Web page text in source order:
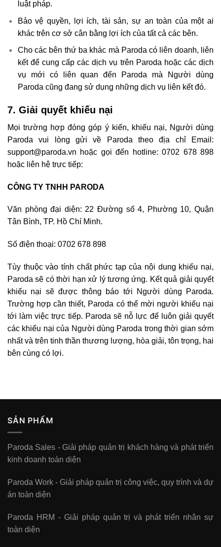
luật pháp.
Bảo vệ quyền, lợi ích, tài sản, sự an toàn của một ai
khác trên cơ sở cân bằng lợi ích của tất cả các bên.
Cho các bên thứ ba khác mà Paroda có liên doanh, liên
kết để cung cấp các dịch vụ trên Paroda hoặc các dịch
vụ mới có liên quan đến Paroda mà Người dùng
Paroda cũng đang sử dụng những dịch vụ liên kết đó.
7. Giải quyết khiếu nại
Mọi trường hợp đóng góp ý kiến, khiếu nại, Người dùng
Paroda vui lòng gửi về Paroda theo địa chỉ Email:
support@paroda.vn hoặc gọi đến hotline: 0702 678 898
hoặc liên hệ trực tiếp:
CÔNG TY TNHH PARODA
Văn phòng đại diện: 22 Đường số 4, Phường 10, Quận
Tân Bình, TP. Hồ Chí Minh.
Số điện thoại: 0702 678 898
Tùy thuộc vào tính chất phức tạp của nội dung khiếu nại,
Paroda sẽ có thời hạn xử lý tương ứng. Kết quả giải quyết
khiếu nại sẽ được thông báo tới Người dùng Paroda.
Trường hợp cần thiết, Paroda có thể mời người khiếu nại
tới làm việc trực tiếp. Paroda sẽ nỗ lực để luôn giải quyết
các khiếu nại của Người dùng Paroda trong thời gian sớm
nhất và trên tinh thần thương lượng, hòa giải, tôn trọng, hai
bên cùng có lợi.
SẢN PHẨM
Paroda Sales - Giải pháp quản trị khách hàng và phát triển
kinh doanh toàn diện
Paroda Work - Giải pháp quản trị công việc, quy trình và dự
án toàn diện
Paroda HRM - Giải pháp quản trị và phát triển nhân sự
toàn diện